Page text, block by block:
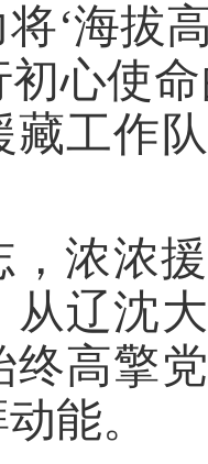
‘海拔
心使
藏工作
，浓浓
从辽沈
终高擎
能。